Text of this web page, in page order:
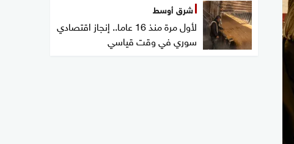
شرق أوسط
لأول مرة منذ 16 عاما.. إنجاز اقتصادي
سوري في وقت قياسي